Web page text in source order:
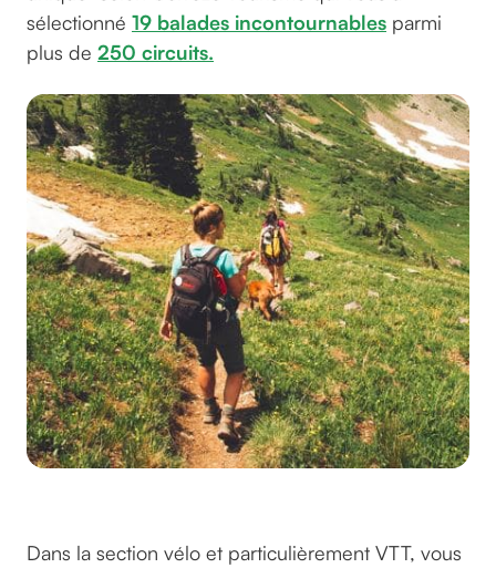
sélectionné 19 balades incontournables parmi
plus de 250 circuits.
Dans la section vélo et particulièrement VTT, vous